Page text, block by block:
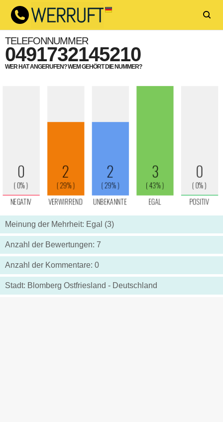
TELEFONNUMMER
0491732145210
WER HAT ANGERUFEN? WEM GEHÖRT DIE NUMMER?
Meinung der Mehrheit: Egal (3)
Anzahl der Bewertungen: 7
Anzahl der Kommentare: 0
Stadt: Blomberg Ostfriesland - Deutschland